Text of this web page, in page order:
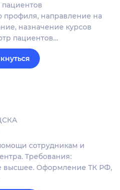
профиля, направление на
назначение курсов
пациентов…
сотрудникам и
Требования:
высшее. Оформление ТК РФ,